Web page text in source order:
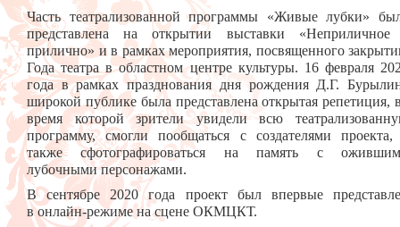
Часть театрализованной программы «Живые лубки»
представлена на открытии выставки
прилично» и в рамках мероприятия, посвященного
Года театра в областном центре культуры. 16 февраля
года в рамках празднования дня рождения Д.Г.
широкой публике была представлена открытая репетиция,
время которой зрители увидели всю
программу, смогли пообщаться с создателями проекта,
также сфотографироваться на память с
лубочными персонажами.
В сентябре 2020 года проект был впервые
в онлайн-режиме на сцене ОКМЦКТ.